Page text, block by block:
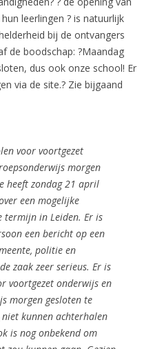
leerlingen ? is natuurlijk
bij de ontvangers
de boodschap: ?Maandag
dus ook onze school! Er
via de site.? Zie bijgaand
voor voortgezet
morgen
heeft zondag 21 april
een mogelijke
termijn in Leiden. Er is
een bericht op een
politie en
zaak zeer serieus. Er is
voortgezet onderwijs en
morgen gesloten te
kunnen achterhalen
is nog onbekend om